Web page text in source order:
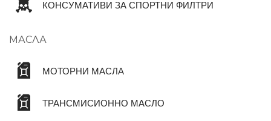
КОНСУМАТИВИ ЗА СПОРТНИ ФИЛТРИ
МАСЛА
МОТОРНИ МАСЛА
ТРАНСМИСИОННО МАСЛО